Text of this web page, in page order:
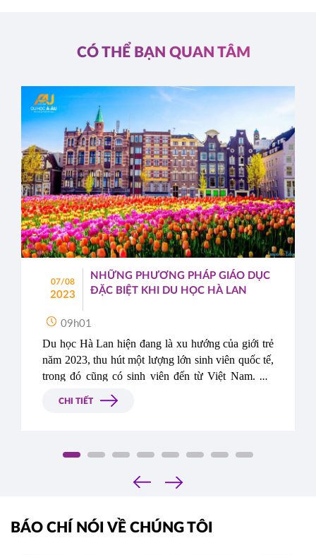
CÓ THỂ BẠN QUAN TÂM
07/08
2023
NHỮNG PHƯƠNG PHÁP GIÁO DỤC
ĐẶC BIỆT KHI DU HỌC HÀ LAN
09h01
Du học Hà Lan hiện đang là xu hướng của giới trẻ
năm 2023, thu hút một lượng lớn sinh viên quốc tế,
trong đó cũng có sinh viên đến từ Việt Nam. Du
học sinh không chỉ đánh giá cao nền giáo dục chất
lượng, môi trường sống an toàn, luật pháp nghiêm
phủ qua các quỹ học bổng.
CHI TIẾT
‹
›
BÁO CHÍ NÓI VỀ CHÚNG TÔI